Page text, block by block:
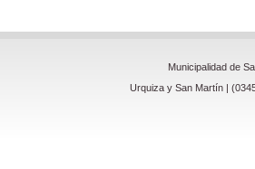
Municipalidad de
Urquiza y San Martín |